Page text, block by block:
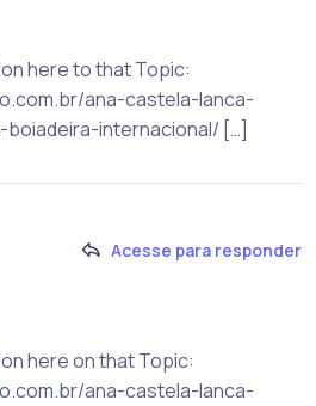
here to that Topic:
ana-castela-lanca-
internacional/ […]
Acesse para responder
here on that Topic:
ana-castela-lanca-